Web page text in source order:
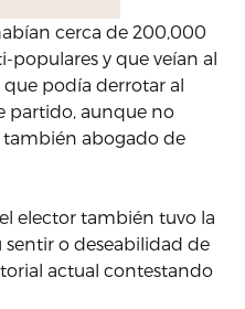
cerca de 200,000
populares y que veían al
podía derrotar al
partido, aunque no
también abogado de
elector también tuvo la
o deseabilidad de
actual contestando